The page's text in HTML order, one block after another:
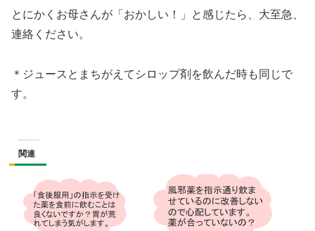
とにかくお母さんが「おかしい！」と感じたら、大至急、
連絡ください。
＊ジュースとまちがえてシロップ剤を飲んだ時も同じで
す。
関連